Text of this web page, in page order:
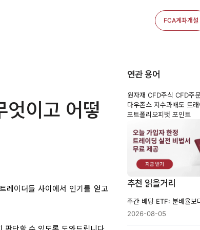
FCA계좌개설
이고 어떻
레이더들 사이에서 인기를 얻고
연관 용어
원자재 CFD주식 CFD주
다우존스 지수과매도 트래
포트폴리오피벗 포인트
추천 읽을거리
2026-08-05